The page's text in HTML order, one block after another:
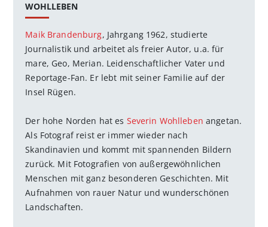
WOHLLEBEN
Maik Brandenburg, Jahrgang 1962, studierte
Journalistik und arbeitet als freier Autor, u.a. für
mare, Geo, Merian. Leidenschaftlicher Vater und
Reportage-Fan. Er lebt mit seiner Familie auf der
Insel Rügen.
Der hohe Norden hat es Severin Wohlleben angetan.
Als Fotograf reist er immer wieder nach
Skandinavien und kommt mit spannenden Bildern
zurück. Mit Fotografien von außergewöhnlichen
Menschen mit ganz besonderen Geschichten. Mit
Aufnahmen von rauer Natur und wunderschönen
Landschaften.